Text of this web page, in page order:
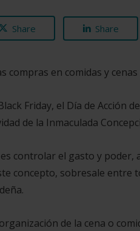
Share Share
compras en comidas y
Friday, el Día de Acción
de la Inmaculada
controlar el gasto y
concepto, sobresale entre
de la cena o